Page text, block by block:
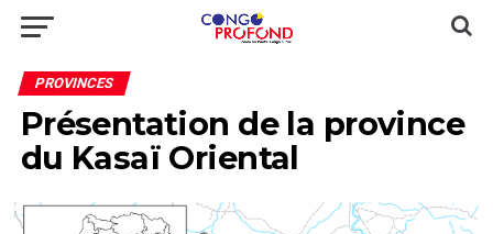
PROVINCES
Présentation de la province
du Kasaï Oriental